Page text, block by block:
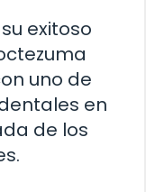
exitoso
uno de
en
de los